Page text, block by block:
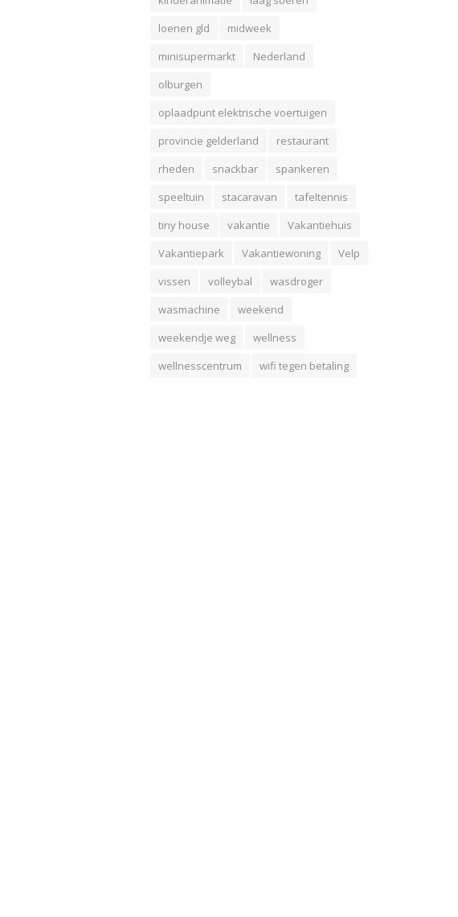
loenen gld
midweek
minisupermarkt
Nederland
olburgen
oplaadpunt elektrische voertuigen
provincie gelderland
restaurant
rheden
snackbar
spankeren
speeltuin
stacaravan
tafeltennis
tiny house
vakantie
Vakantiehuis
Vakantiepark
Vakantiewoning
Velp
vissen
volleybal
wasdroger
wasmachine
weekend
weekendje weg
wellness
wellnesscentrum
wifi tegen betaling